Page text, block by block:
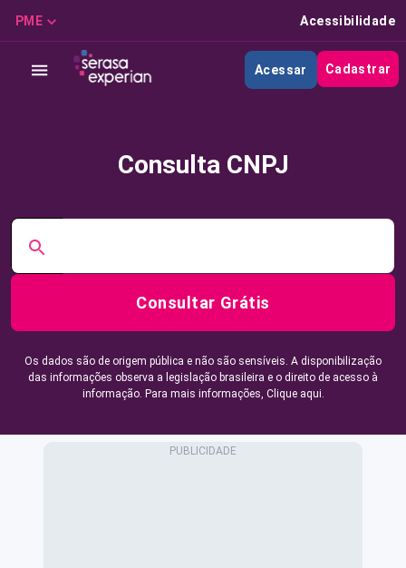
PME Acessibilidade
Acessar Cadastrar
Consulta CNPJ
Consultar Grátis
Os dados são de origem pública e não são sensíveis. A disponibilização
das informações observa a legislação brasileira e o direito de acesso à
informação. Para mais informações, Clique aqui.